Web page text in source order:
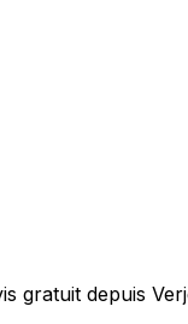
gratuit depuis